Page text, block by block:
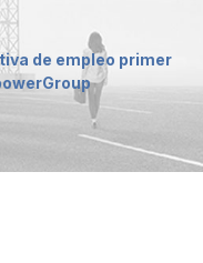
de empleo primer